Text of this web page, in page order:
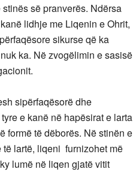
së pranverës. Ndërsa
lidhje me Liqenin e Ohrit,
sikurse që ka
ka. Në zvogëlimin e sasisë
sipërfaqësorë dhe
e kanë në hapësirat e larta
formë të dëborës. Në stinën e
të lartë, liqeni furnizohet më
lumë në liqen gjatë vitit